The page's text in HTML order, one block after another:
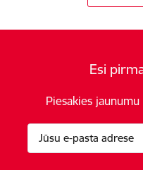
Esi
Piesakies jaunumu